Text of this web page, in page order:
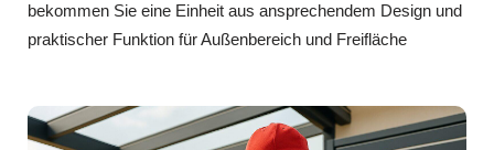
bekommen Sie eine Einheit aus ansprechendem Design und
praktischer Funktion für Außenbereich und Freifläche